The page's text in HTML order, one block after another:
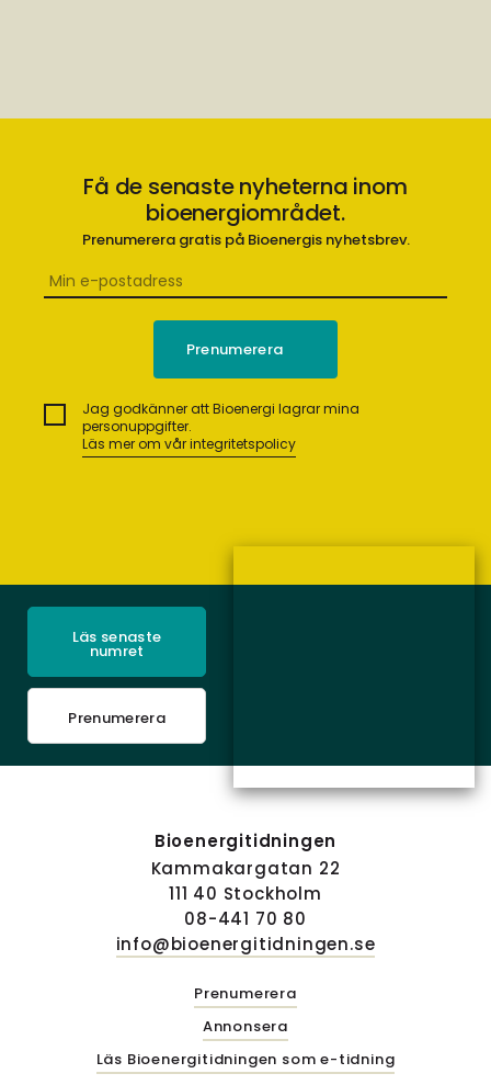
Få de senaste nyheterna inom
bioenergiområdet.
Prenumerera gratis på Bioenergis nyhetsbrev.
Jag godkänner att Bioenergi lagrar mina
personuppgifter.
Läs mer om vår integritetspolicy
Läs senaste
numret
Prenumerera
Bioenergitidningen
Kammakargatan 22
111 40 Stockholm
08-441 70 80
info@bioenergitidningen.se
Prenumerera
Annonsera
Läs Bioenergitidningen som e-tidning